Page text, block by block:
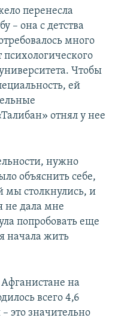
перенесла
– она с детства
много
Чтобы
ей
отнял у нее
нужно
объяснить себе,
мы столкнулись, и
не дала мне
попробовать еще
начала жить
на
всего 4,6
это значительно